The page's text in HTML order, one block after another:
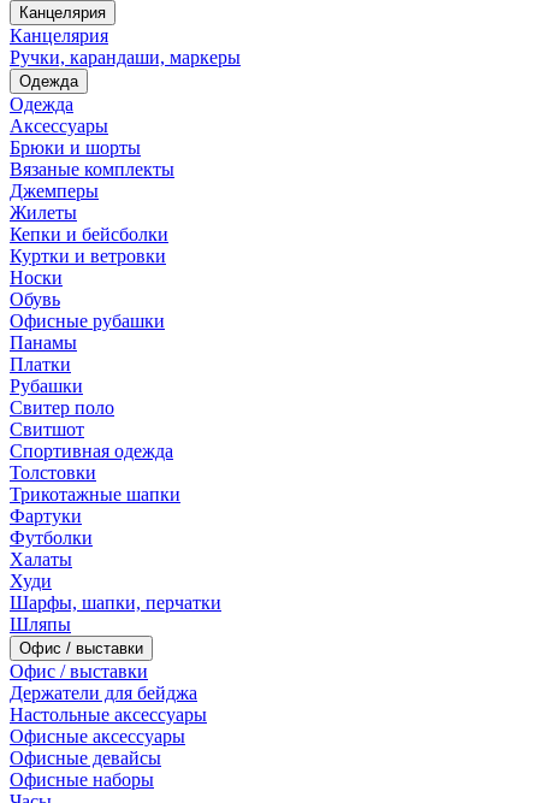
Канцелярия
Канцелярия
Ручки, карандаши, маркеры
Одежда
Одежда
Аксессуары
Брюки и шорты
Вязаные комплекты
Джемперы
Жилеты
Кепки и бейсболки
Куртки и ветровки
Носки
Обувь
Офисные рубашки
Панамы
Платки
Рубашки
Свитер поло
Свитшот
Спортивная одежда
Толстовки
Трикотажные шапки
Фартуки
Футболки
Халаты
Худи
Шарфы, шапки, перчатки
Шляпы
Офис / выставки
Офис / выставки
Держатели для бейджа
Настольные аксессуары
Офисные аксессуары
Офисные девайсы
Офисные наборы